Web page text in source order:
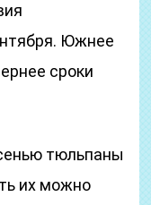
Южнее
сроки
тюльпаны
их можно